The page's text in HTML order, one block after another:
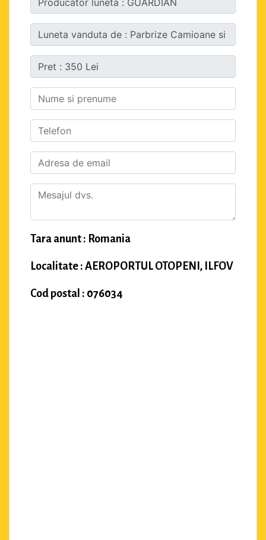
Tara anunt : Romania
Localitate : AEROPORTUL OTOPENI, ILFOV
Cod postal : 076034